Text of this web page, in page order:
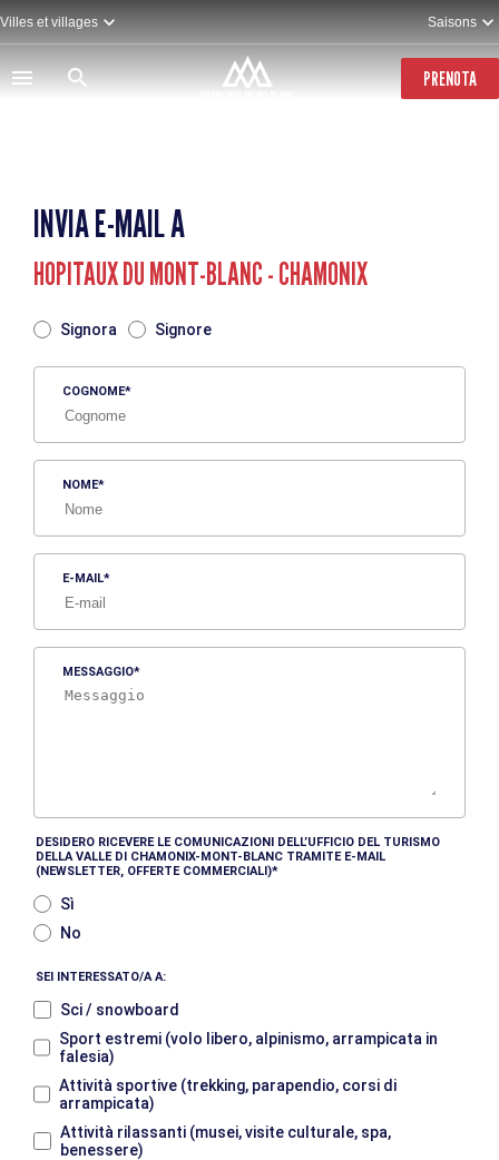
Salta
al
contenuto
principale
Villes et villages Saisons
PRENOTA
INVIA E-MAIL A
HOPITAUX DU MONT-BLANC - CHAMONIX
Signora Signore
COGNOME
NOME
E-MAIL
MESSAGGIO
DESIDERO RICEVERE LE COMUNICAZIONI DELL’UFFICIO DEL TURISMO
DELLA VALLE DI CHAMONIX-MONT-BLANC TRAMITE E-MAIL
(NEWSLETTER, OFFERTE COMMERCIALI)
Sì
No
SEI INTERESSATO/A A:
Sci / snowboard
Sport estremi (volo libero, alpinismo, arrampicata in
falesia)
Attività sportive (trekking, parapendio, corsi di
arrampicata)
Attività rilassanti (musei, visite culturale, spa,
benessere)